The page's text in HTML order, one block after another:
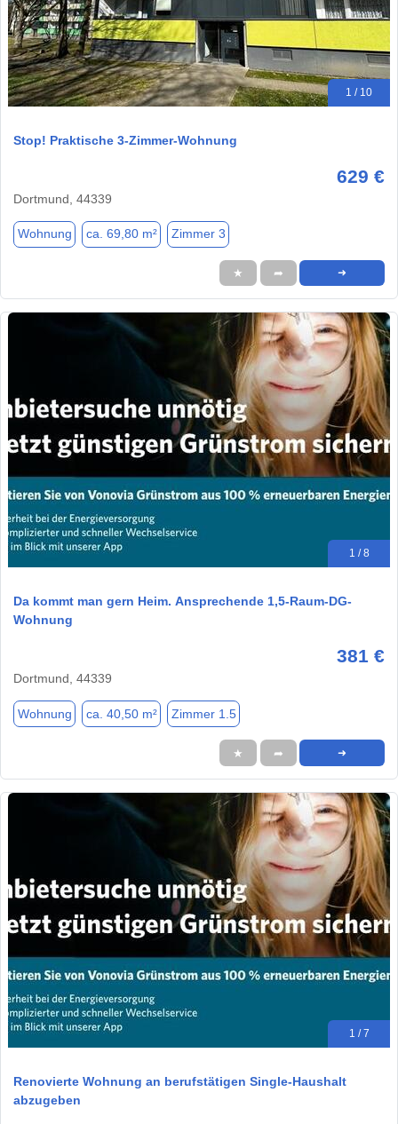
1 / 10
Stop! Praktische 3-Zimmer-Wohnung
629 €
Dortmund, 44339
Wohnung ca. 69,80 m² Zimmer 3
★ ➦ ➜
1 / 8
Da kommt man gern Heim. Ansprechende 1,5-Raum-DG-
Wohnung
381 €
Dortmund, 44339
Wohnung ca. 40,50 m² Zimmer 1.5
★ ➦ ➜
1 / 7
Renovierte Wohnung an berufstätigen Single-Haushalt
abzugeben